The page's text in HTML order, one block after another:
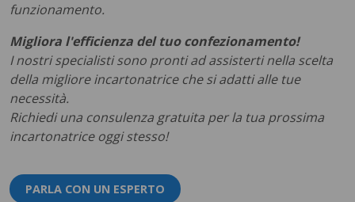
funzionamento.
Migliora l'efficienza del tuo confezionamento!
I nostri specialisti sono pronti ad assisterti nella scelta
della migliore incartonatrice che si adatti alle tue
necessità.
Richiedi una consulenza gratuita per la tua prossima
incartonatrice oggi stesso!
PARLA CON UN ESPERTO